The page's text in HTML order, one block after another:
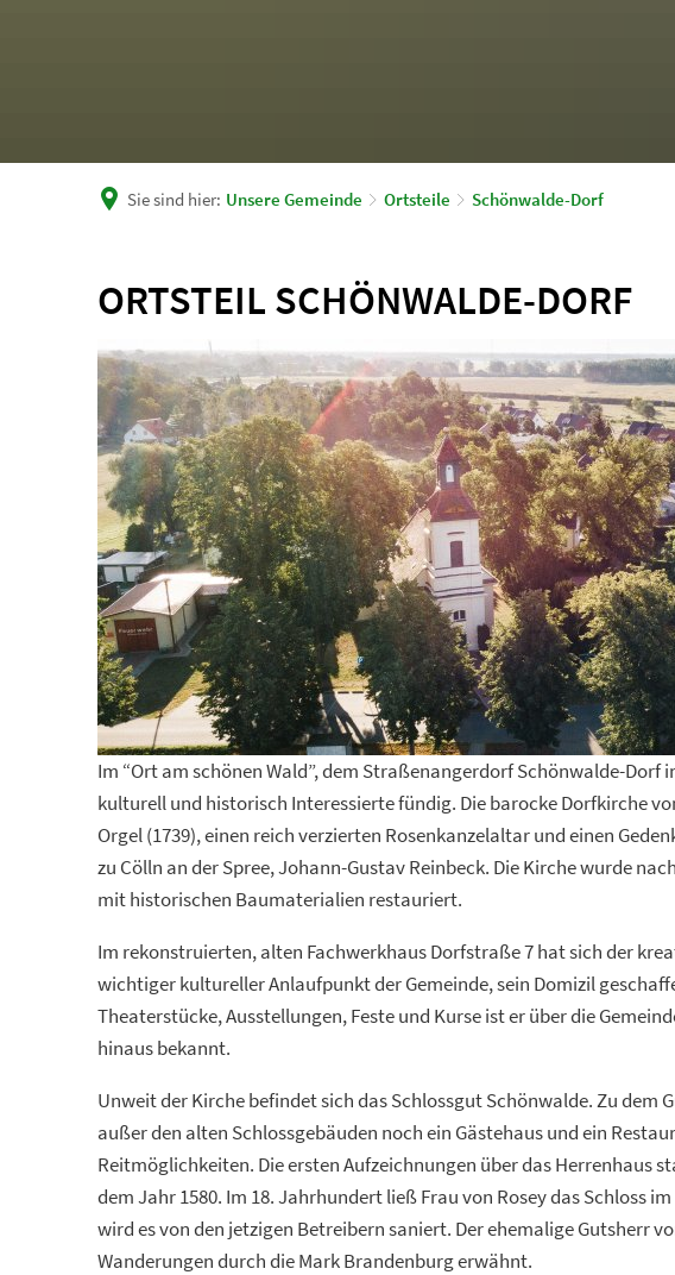
Sie sind hier: Unsere Gemeinde Ortsteile Schönwalde-Dorf
ORTSTEIL SCHÖNWALDE-DORF
Im “Ort am schönen Wald”, dem Straßenangerdorf Schönwalde-Dorf
kulturell und historisch Interessierte fündig. Die barocke Dorfkirche
Orgel (1739), einen reich verzierten Rosenkanzelaltar und einen
zu Cölln an der Spree, Johann-Gustav Reinbeck. Die Kirche wurde
mit historischen Baumaterialien restauriert.
Im rekonstruierten, alten Fachwerkhaus Dorfstraße 7 hat sich der
wichtiger kultureller Anlaufpunkt der Gemeinde, sein Domizil
Theaterstücke, Ausstellungen, Feste und Kurse ist er über die
hinaus bekannt.
Unweit der Kirche befindet sich das Schlossgut Schönwalde. Zu dem
außer den alten Schlossgebäuden noch ein Gästehaus und ein
Reitmöglichkeiten. Die ersten Aufzeichnungen über das Herrenhaus
dem Jahr 1580. Im 18. Jahrhundert ließ Frau von Rosey das Schloss
wird es von den jetzigen Betreibern saniert. Der ehemalige Gutsherr
Wanderungen durch die Mark Brandenburg erwähnt.